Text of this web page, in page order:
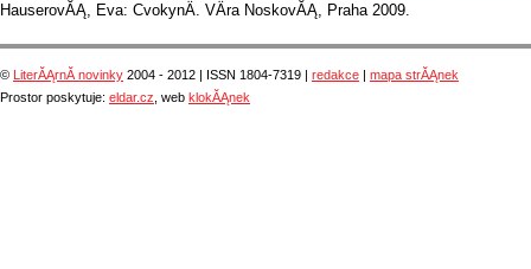
HauserovĂĄ, Eva: CvokynÄ. VÄra NoskovĂĄ, Praha 2009.
© LiterĂĄrnĂ­ novinky 2004 - 2012 | ISSN 1804-7319 | redakce
mapa strĂĄnek
Prostor poskytuje: eldar.cz , web klokĂĄnek